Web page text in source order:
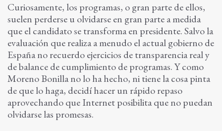
Curiosamente, los programas, o gran parte de ellos,
suelen perderse u olvidarse en gran parte a medida
que el candidato se transforma en presidente. Salvo la
evaluación que realiza a menudo el actual gobierno de
España no recuerdo ejercicios de transparencia real y
de balance de cumplimiento de programas. Y como
Moreno Bonilla no lo ha hecho, ni tiene la cosa pinta
de que lo haga, decidí hacer un rápido repaso
aprovechando que Internet posibilita que no puedan
olvidarse las promesas.